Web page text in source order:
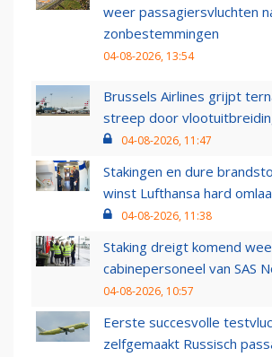
weer passagiersvluchten
zonbestemmingen
04-08-2026, 13:54
Brussels Airlines grijpt
streep door
04-08-2026, 11:47
Stakingen en dure
winst Lufthansa hard
04-08-2026, 11:38
Staking dreigt komend
cabinepersoneel van SAS
04-08-2026, 10:57
Eerste succesvolle
zelfgemaakt Russisch